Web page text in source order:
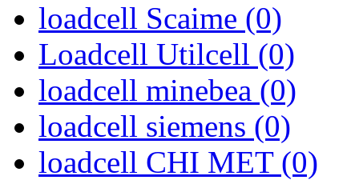
loadcell Scaime (0)
Loadcell Utilcell (0)
loadcell minebea (0)
loadcell siemens (0)
loadcell CHI MET (0)